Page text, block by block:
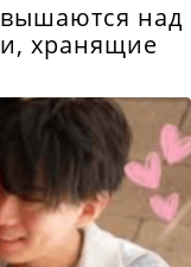
над
хранящие